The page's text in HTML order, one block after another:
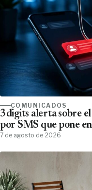
COMUNICADOS
3digits alerta sobre
por SMS que pone
7 de agosto de 2026